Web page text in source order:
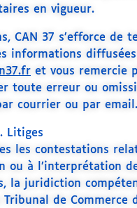
en vigueur.
CAN 37 s’efforce de
informations
et vous remercie
toute erreur ou
courrier ou par email.
Litiges
les contestations
ou à l’interprétation
la juridiction
de Commerce